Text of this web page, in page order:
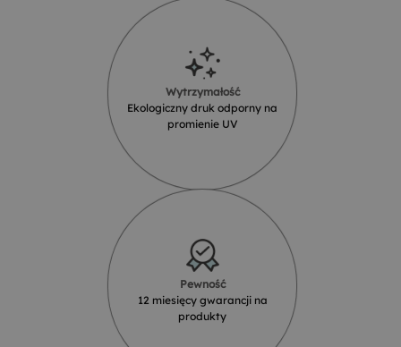
Wytrzymałość
Ekologiczny druk odporny na
promienie UV
Pewność
12 miesięcy gwarancji na
produkty